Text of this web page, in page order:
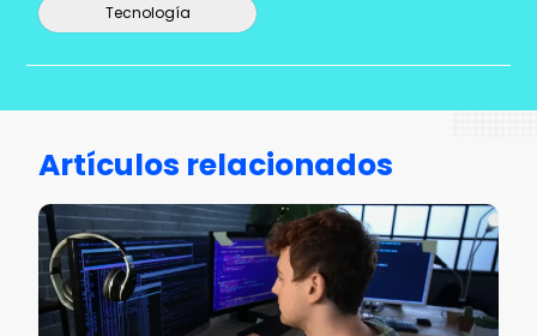
Tecnología
Artículos relacionados